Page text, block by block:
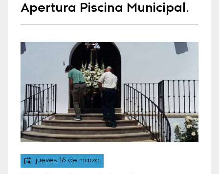
Apertura Piscina Municipal.
jueves 16 de marzo